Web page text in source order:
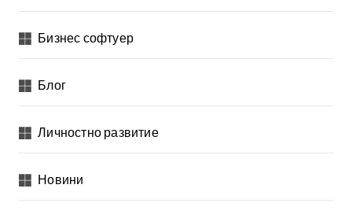
Бизнес софтуер
Блог
Личностно развитие
Новини